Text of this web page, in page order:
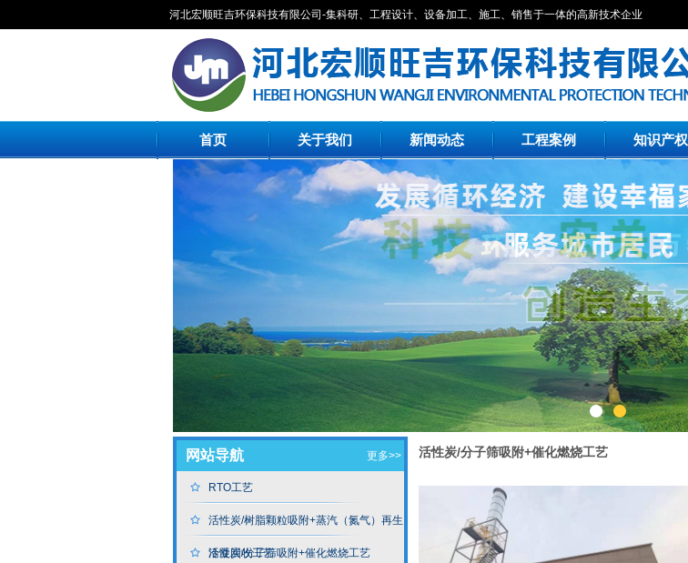
河北宏顺旺吉环保科技有限公司-集科研、工程设计、设备加工、施工、销售于一体的高新技术企业
首页 关于我们 新闻动态 工程案例 知识产权
网站导航 更多>>
RTO工艺
活性炭/树脂颗粒吸附+蒸汽（氮气）再生
冷凝回收工艺
活性炭/分子筛吸附+催化燃烧工艺
活性炭/分子筛吸附+催化燃烧工艺